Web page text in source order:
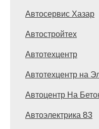
Автосервис Хазар
Автостройтех
Автотехцентр
Автотехцентр на
Автоцентр На
Автоэлектрика 83